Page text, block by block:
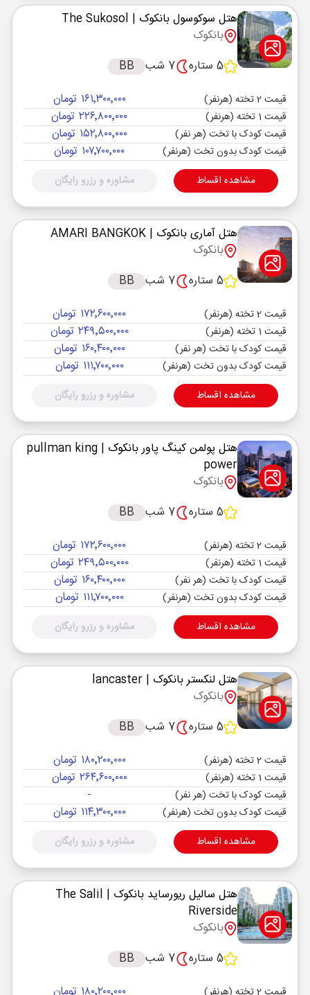
هتل سوکوسول بانکوک | The Sukosol
بانکوک
5 ستاره
7 شب BB
قیمت 2 تخته (هرنفر) ۱۶۱٬۳۰۰٬۰۰۰ تومان
قیمت 1 تخته (هرنفر) ۲۲۶٬۸۰۰٬۰۰۰ تومان
قیمت کودک با تخت (هر نفر) ۱۵۲٬۸۰۰٬۰۰۰ تومان
قیمت کودک بدون تخت (هرنفر) ۱۰۷٬۷۰۰٬۰۰۰ تومان
مشاهده اقساط مشاوره و رزرو رایگان
هتل آماری بانکوک | AMARI BANGKOK
بانکوک
5 ستاره
7 شب BB
قیمت 2 تخته (هرنفر) ۱۷۲٬۶۰۰٬۰۰۰ تومان
قیمت 1 تخته (هرنفر) ۲۴۹٬۵۰۰٬۰۰۰ تومان
قیمت کودک با تخت (هر نفر) ۱۶۰٬۴۰۰٬۰۰۰ تومان
قیمت کودک بدون تخت (هرنفر) ۱۱۱٬۷۰۰٬۰۰۰ تومان
مشاهده اقساط مشاوره و رزرو رایگان
هتل پولمن کینگ پاور بانکوک
| pullman king
power
بانکوک
5 ستاره
7 شب BB
قیمت 2 تخته (هرنفر) ۱۷۲٬۶۰۰٬۰۰۰ تومان
قیمت 1 تخته (هرنفر) ۲۴۹٬۵۰۰٬۰۰۰ تومان
قیمت کودک با تخت (هر نفر) ۱۶۰٬۴۰۰٬۰۰۰ تومان
قیمت کودک بدون تخت (هرنفر) ۱۱۱٬۷۰۰٬۰۰۰ تومان
مشاهده اقساط مشاوره و رزرو رایگان
هتل لنکستر بانکوک | lancaster
بانکوک
5 ستاره
7 شب BB
قیمت 2 تخته (هرنفر) ۱۸۰٬۲۰۰٬۰۰۰ تومان
قیمت 1 تخته (هرنفر) ۲۶۴٬۶۰۰٬۰۰۰ تومان
قیمت کودک با تخت (هر نفر) -
قیمت کودک بدون تخت (هرنفر) ۱۱۴٬۳۰۰٬۰۰۰ تومان
مشاهده اقساط مشاوره و رزرو رایگان
هتل سالیل ریورساید بانکوک
| The Salil
Riverside
بانکوک
5 ستاره
7 شب BB